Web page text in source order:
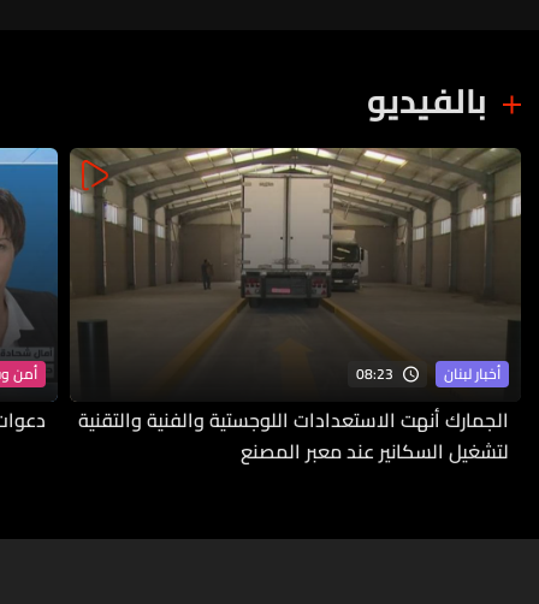
بالفيديو
أخبار لبنان 08:23
الجمارك أنهت الاستعدادات اللوجستية والفنية والتقنية
لتشغيل السكانير عند معبر المصنع
أمن